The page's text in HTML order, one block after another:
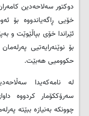
دوکتور سەلاحەدین
خۆیی ڕاگەیاندووە بۆ
ئێراندا خۆی بپاڵێوێت و
بۆ نوێنەرایەتیی
حکوومیی هەبێت.
لە نامەکەیدا
سەرۆککۆمار کردووە
چوونکە بەنیازە ببێتە